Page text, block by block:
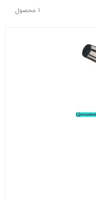
1 محصول